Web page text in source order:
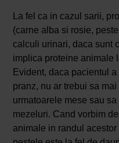
La fel ca in cazul sarii,
(carne alba si rosie,
calculi urinari, daca sunt
implica proteine animale
Evident, daca pacientul
pranz, nu ar trebui sa
urmatoarele mese sau
mezeluri. Cand vorbim
animale in randul